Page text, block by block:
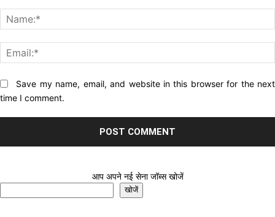
Website:Save my name, email, and website in this browser for the next
time I comment.
आप अपने नई सेना जॉब्स खोजें
खोजें